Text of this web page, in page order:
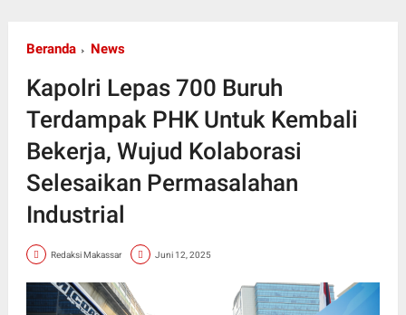
Beranda News
Kapolri Lepas 700 Buruh
Terdampak PHK Untuk Kembali
Bekerja, Wujud Kolaborasi
Selesaikan Permasalahan
Industrial
Redaksi Makassar Juni 12, 2025